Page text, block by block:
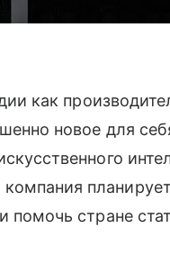
как
новое для
планирует
помочь стране